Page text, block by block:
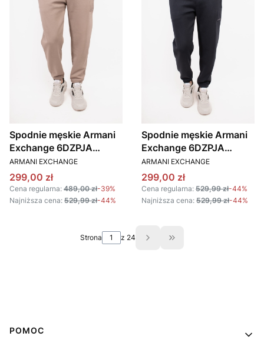
Spodnie męskie Armani
Exchange 6DZPJA
ZJNKZ beżowy
PRODUCENT
ARMANI EXCHANGE
Cena promocyjna
299,00 zł
Cena regularna: 489,00 zł-39%
Najniższa cena: 529,99 zł-44%
Spodnie męskie Armani
Exchange 6DZPJA
ZJNKZ granatowy
PRODUCENT
ARMANI EXCHANGE
Cena promocyjna
299,00 zł
Cena regularna: 529,99 zł-44%
Najniższa cena: 529,99 zł-44%
Strona z 24 Przejdź do ostatniej
Linki w stopce
POMOC